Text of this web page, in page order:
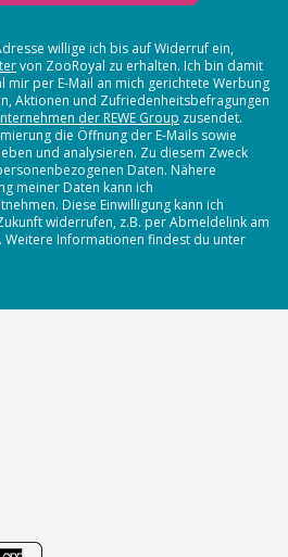
willige ich bis auf Widerruf ein,
von ZooRoyal zu erhalten. Ich bin damit
mir per E-Mail an mich gerichtete Werbung
Aktionen und Zufriedenheitsbefragungen
der REWE Group zusendet.
die Öffnung der E-Mails sowie
und analysieren. Zu diesem Zweck
Daten. Nähere
meiner Daten kann ich
Diese Einwilligung kann ich
widerrufen, z.B. per Abmeldelink am
Weitere Informationen findest du unter